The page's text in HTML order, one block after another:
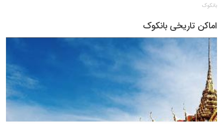
بانکوک
اماکن تاریخی بانکوک